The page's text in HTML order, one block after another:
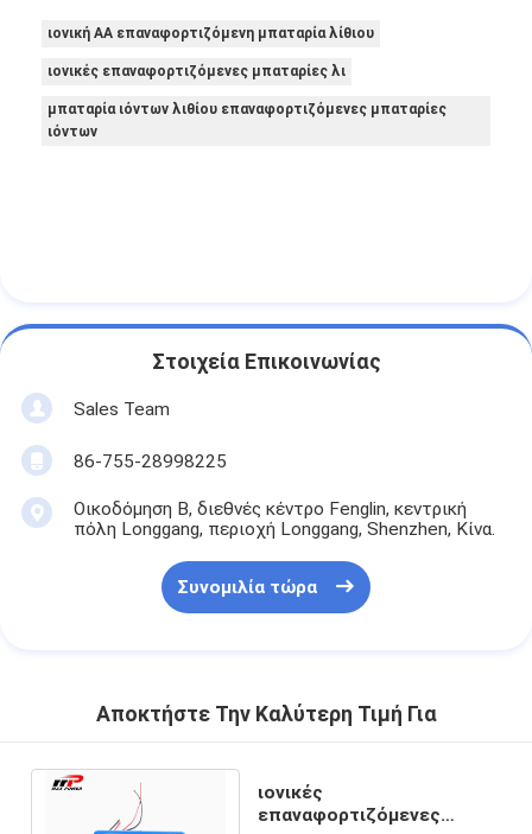
ιονική AA επαναφορτιζόμενη μπαταρία λίθιου
ιονικές επαναφορτιζόμενες μπαταρίες λι
μπαταρία ιόντων λιθίου επαναφορτιζόμενες μπαταρίες
ιόντων
Στοιχεία Επικοινωνίας
Sales Team
86-755-28998225
Οικοδόμηση Β, διεθνές κέντρο Fenglin, κεντρική
πόλη Longgang, περιοχή Longgang, Shenzhen, Κίνα.
Συνομιλία τώρα
Αποκτήστε Την Καλύτερη Τιμή Για
ιονικές
επαναφορτιζόμενες